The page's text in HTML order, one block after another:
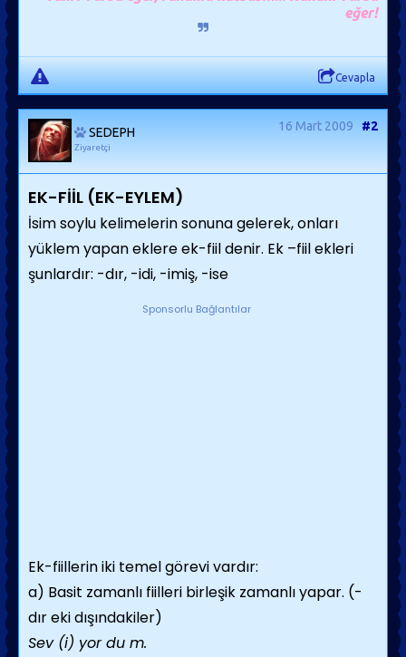
eğer!
Cevapla
SEDEPH
Ziyaretçi
16 Mart 2009 #2
EK-FİİL (EK-EYLEM)
İsim soylu kelimelerin sonuna gelerek, onları
yüklem yapan eklere ek-fiil denir. Ek –fiil ekleri
şunlardır: -dır, -idi, -imiş, -ise
Sponsorlu Bağlantılar
Ek-fiillerin iki temel görevi vardır:
a) Basit zamanlı fiilleri birleşik zamanlı yapar. (-
dır eki dışındakiler)
Sev (i) yor du m.